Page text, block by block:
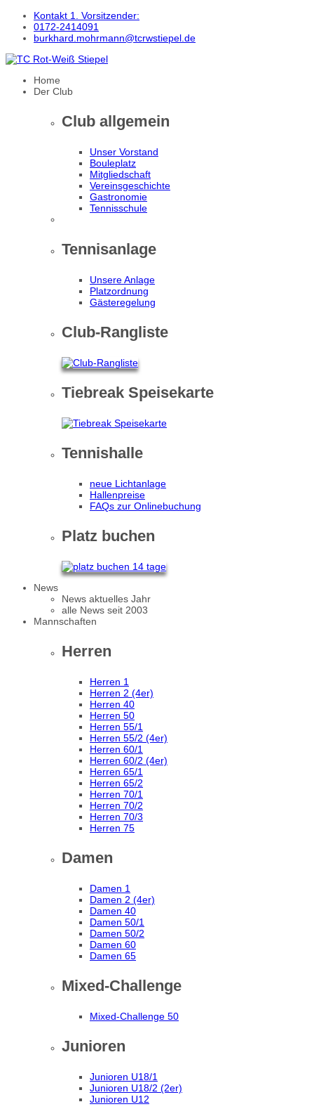
Kontakt 1. Vorsitzender:
0172-2414091
burkhard.mohrmann@tcrwstiepel.de
Home
Der Club
Club allgemein
Unser Vorstand
Bouleplatz
Mitgliedschaft
Vereinsgeschichte
Gastronomie
Tennisschule
Tennisanlage
Unsere Anlage
Platzordnung
Gästeregelung
Club-Rangliste
Tiebreak Speisekarte
Tennishalle
neue Lichtanlage
Hallenpreise
FAQs zur Onlinebuchung
Platz buchen
News
News aktuelles Jahr
alle News seit 2003
Mannschaften
Herren
Herren 1
Herren 2 (4er)
Herren 40
Herren 50
Herren 55/1
Herren 55/2 (4er)
Herren 60/1
Herren 60/2 (4er)
Herren 65/1
Herren 65/2
Herren 70/1
Herren 70/2
Herren 70/3
Herren 75
Damen
Damen 1
Damen 2 (4er)
Damen 40
Damen 50/1
Damen 50/2
Damen 60
Damen 65
Mixed-Challenge
Mixed-Challenge 50
Junioren
Junioren U18/1
Junioren U18/2 (2er)
Junioren U12